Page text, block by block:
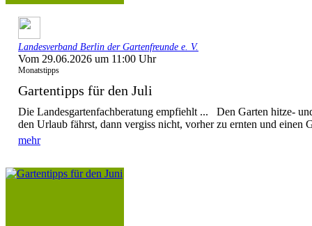
Landesverband Berlin der Gartenfreunde e. V.
Vom 29.06.2026 um 11:00 Uhr
Monatstipps
Gartentipps für den Juli
Die Landesgartenfachberatung empfiehlt ... Den Garten hitze-
den Urlaub fährst, dann vergiss nicht, vorher zu ernten und einen
mehr